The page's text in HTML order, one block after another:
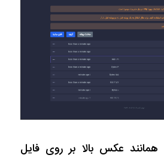
عکس بالا بر روی فایل